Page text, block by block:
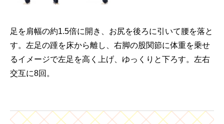
足を肩幅の約1.5倍に開き、お尻を後ろに引いて腰を落と
す。左足の踵を床から離し、右脚の股関節に体重を乗せ
るイメージで左足を高く上げ、ゆっくりと下ろす。左右
交互に8回。